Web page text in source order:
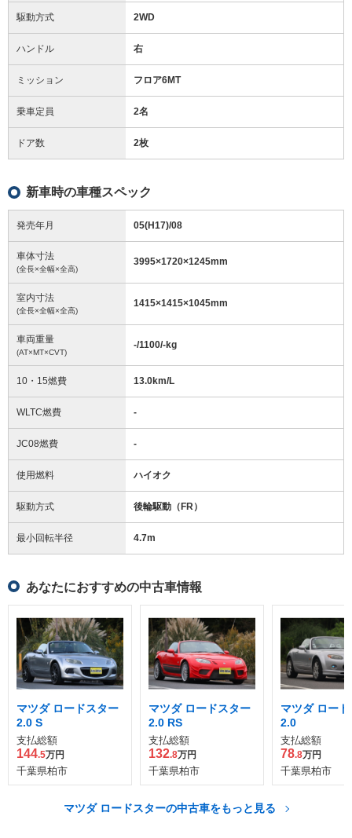
駆動方式 2WD
ハンドル 右
ミッション フロア6MT
乗車定員 2名
ドア数 2枚
新車時の車種スペック
発売年月 05(H17)/08
車体寸法
(全長×全幅×全高)
3995×1720×1245mm
室内寸法
(全長×全幅×全高)
1415×1415×1045mm
車両重量
(AT×MT×CVT)
-/1100/-kg
10・15燃費 13.0km/L
WLTC燃費 -
JC08燃費 -
使用燃料 ハイオク
駆動方式 後輪駆動（FR）
最小回転半径 4.7m
あなたにおすすめの中古車情報
マツダ ロードスター
2.0 S
支払総額
144.5万円
千葉県柏市
マツダ ロードスター
2.0 RS
支払総額
132.8万円
千葉県柏市
マツダ ロー
2.0
支払総額
78.8万円
千葉県柏市
マツダ ロードスターの中古車をもっと見る